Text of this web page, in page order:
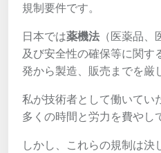
規制要件です。
日本では薬機法 （医薬品
及び安全性の確保等に関す
発から製造、販売までを厳
私が技術者として働いてい
多くの時間と労力を費やし
しかし、これらの規制は決